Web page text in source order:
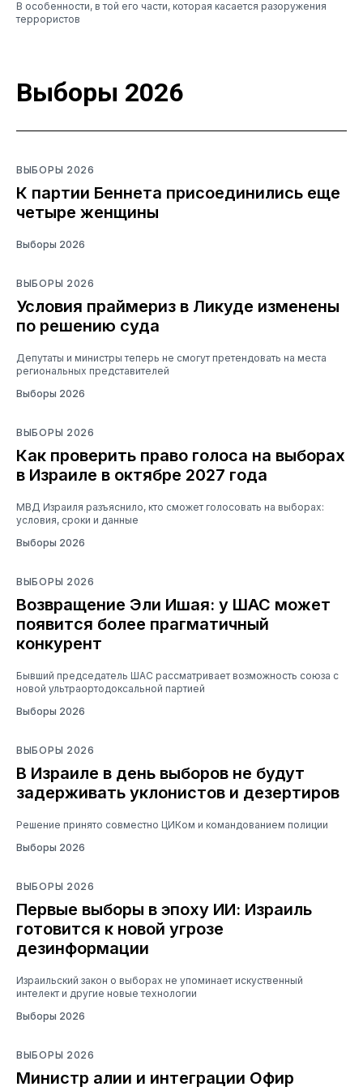
В особенности, в той его части, которая касается разоружения
террористов
Выборы 2026
ВЫБОРЫ 2026
К партии Беннета присоединились еще
четыре женщины
Выборы 2026
ВЫБОРЫ 2026
Условия праймериз в Ликуде изменены
по решению суда
Депутаты и министры теперь не смогут претендовать на места
региональных представителей
Выборы 2026
ВЫБОРЫ 2026
Как проверить право голоса на выборах
в Израиле в октябре 2027 года
МВД Израиля разъяснило, кто сможет голосовать на выборах:
условия, сроки и данные
Выборы 2026
ВЫБОРЫ 2026
Возвращение Эли Ишая: у ШАС может
появится более прагматичный
конкурент
Бывший председатель ШАС рассматривает возможность союза с
новой ультраортодоксальной партией
Выборы 2026
ВЫБОРЫ 2026
В Израиле в день выборов не будут
задерживать уклонистов и дезертиров
Решение принято совместно ЦИКом и командованием полиции
Выборы 2026
ВЫБОРЫ 2026
Первые выборы в эпоху ИИ: Израиль
готовится к новой угрозе
дезинформации
Израильский закон о выборах не упоминает искуственный
интелект и другие новые технологии
Выборы 2026
ВЫБОРЫ 2026
Министр алии и интеграции Офир